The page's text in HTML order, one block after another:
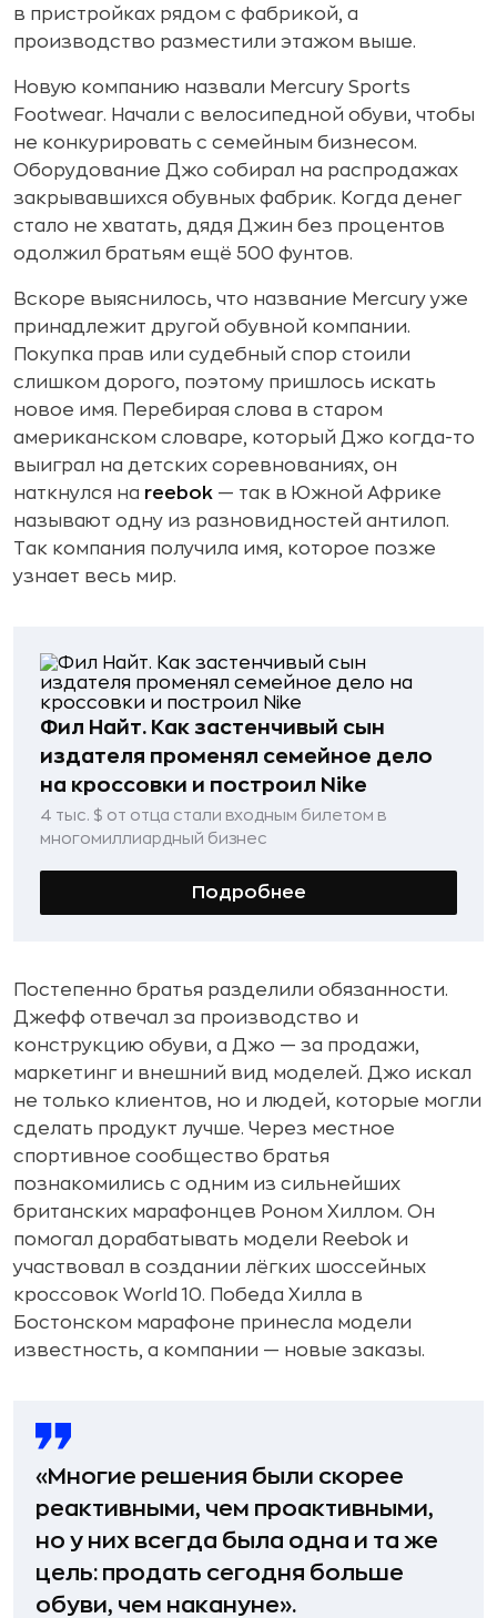
в пристройках рядом с фабрикой, а
производство разместили этажом выше.
Новую компанию назвали Mercury Sports
Footwear. Начали с велосипедной обуви, чтобы
не конкурировать с семейным бизнесом.
Оборудование Джо собирал на распродажах
закрывавшихся обувных фабрик. Когда денег
стало не хватать, дядя Джин без процентов
одолжил братьям ещё 500 фунтов.
Вскоре выяснилось, что название Mercury уже
принадлежит другой обувной компании.
Покупка прав или судебный спор стоили
слишком дорого, поэтому пришлось искать
новое имя. Перебирая слова в старом
американском словаре, который Джо когда-то
выиграл на детских соревнованиях, он
наткнулся на reebok — так в Южной Африке
называют одну из разновидностей антилоп.
Так компания получила имя, которое позже
узнает весь мир.
Фил Найт. Как застенчивый сын
издателя променял семейное дело
на кроссовки и построил Nike
4 тыс. $ от отца стали входным билетом в
многомиллиардный бизнес
Подробнее
Постепенно братья разделили обязанности.
Джефф отвечал за производство и
конструкцию обуви, а Джо — за продажи,
маркетинг и внешний вид моделей. Джо искал
не только клиентов, но и людей, которые могли
сделать продукт лучше. Через местное
спортивное сообщество братья
познакомились с одним из сильнейших
британских марафонцев Роном Хиллом. Он
помогал дорабатывать модели Reebok и
участвовал в создании лёгких шоссейных
кроссовок World 10. Победа Хилла в
Бостонском марафоне принесла модели
известность, а компании — новые заказы.
«Многие решения были скорее
реактивными, чем проактивными,
но у них всегда была одна и та же
цель: продать сегодня больше
обуви, чем накануне».